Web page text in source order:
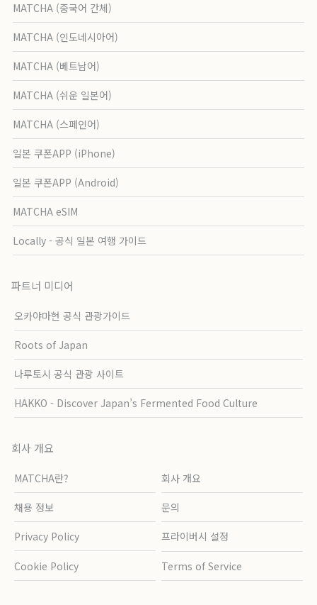
MATCHA (중국어 간체)
MATCHA (인도네시아어)
MATCHA (베트남어)
MATCHA (쉬운 일본어)
MATCHA (스페인어)
일본 쿠폰APP (iPhone)
일본 쿠폰APP (Android)
MATCHA eSIM
Locally - 공식 일본 여행 가이드
파트너 미디어
오카야마현 공식 관광가이드
Roots of Japan
나루토시 공식 관광 사이트
HAKKO - Discover Japan’s Fermented Food Culture
회사 개요
MATCHA란? 회사 개요
채용 정보 문의
Privacy Policy 프라이버시 설정
Cookie Policy Terms of Service